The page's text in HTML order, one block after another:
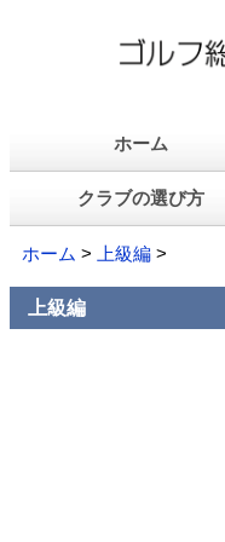
ホーム
クラブの選び方
ホーム > 上級編 >
上級編